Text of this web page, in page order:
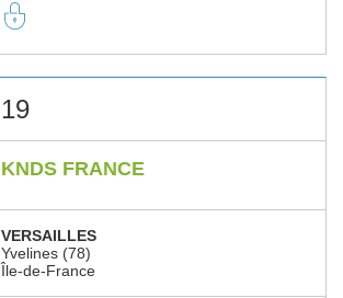
19
KNDS FRANCE
VERSAILLES
Yvelines (78)
Île-de-France